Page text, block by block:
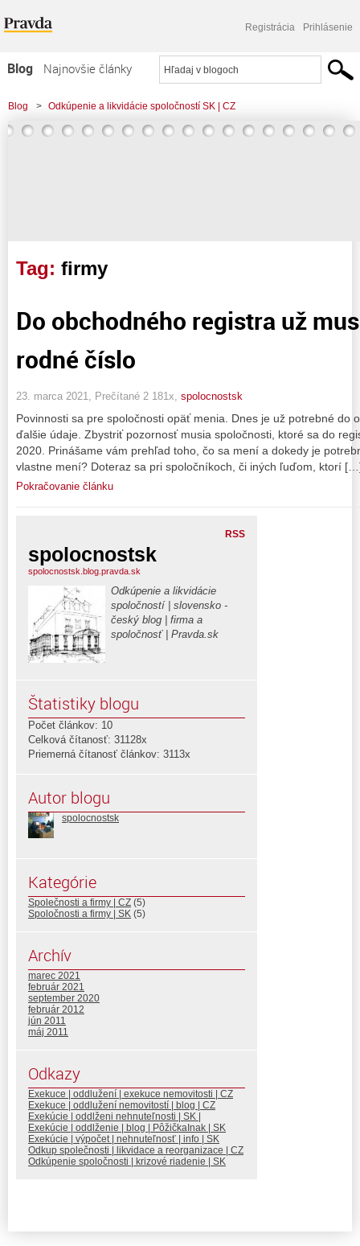
Registrácia Prihlásenie
Blog
Najnovšie články
Najčítanejšie články
Najkomentovanejšie články
Blog > Odkúpenie a likvidácie spoločností SK | CZ
> Do obchodného registra už musíte zapísať aj rodné číslo
Tag: firmy
Do obchodného registra už
rodné číslo
23. marca 2021, Prečítané 2 181x, spolocnostsk
Povinnosti sa pre spoločnosti opäť menia. Dnes je už potrebné do
ďalšie údaje. Zbystriť pozornosť musia spoločnosti, ktoré sa do
2020. Prinášame vám prehľad toho, čo sa mení a dokedy je
vlastne mení? Doteraz sa pri spoločníkoch, či iných ľuďom, ktorí
Pokračovanie článku
RSS
spolocnostsk
spolocnostsk.blog.pravda.sk
Odkúpenie a likvidácie
spoločností | slovensko -
český blog | firma a
spoločnosť | Pravda.sk
Štatistiky blogu
Počet článkov: 10
Celková čítanosť: 31128x
Priemerná čítanosť článkov: 3113x
Autor blogu
spolocnostsk
Kategórie
Společnosti a firmy | CZ (5)
Spoločnosti a firmy | SK (5)
Archív
marec 2021
február 2021
september 2020
február 2012
jún 2011
máj 2011
Odkazy
Exekuce | oddlužení | exekuce nemovitosti | CZ
Exekuce | oddlužení nemovitostí | blog | CZ
Exekúcie | oddlženi nehnuteľnosti | SK |
Exekúcie | oddlženie | blog | PôžičkaInak | SK
Exekúcie | výpočet | nehnuteľnosť | info | SK
Odkup společnosti | likvidace a reorganizace | CZ
Odkúpenie spoločnosti | krizové riadenie | SK